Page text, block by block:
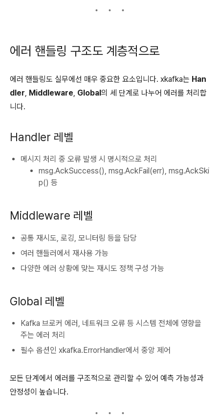
에러 핸들링 구조도 계층적으로
에러 핸들링도 실무에선 매우 중요한 요소입니다. xkafka는 Han
dler, Middleware, Global 의 세 단계로 나누어 에러를 처리합
니다.
Handler 레벨
메시지 처리 중 오류 발생 시 명시적으로 처리
msg.AckSuccess(), msg.AckFail(err), msg.AckSki
p() 등
Middleware 레벨
공통 재시도, 로깅, 모니터링 등을 담당
여러 핸들러에서 재사용 가능
다양한 에러 상황에 맞는 재시도 정책 구성 가능
Global 레벨
Kafka 브로커 에러, 네트워크 오류 등 시스템 전체에 영향을
주는 에러 처리
필수 옵션인 xkafka.ErrorHandler에서 중앙 제어
모든 단계에서 에러를 구조적으로 관리할 수 있어 예측 가능성과
안정성이 높습니다.